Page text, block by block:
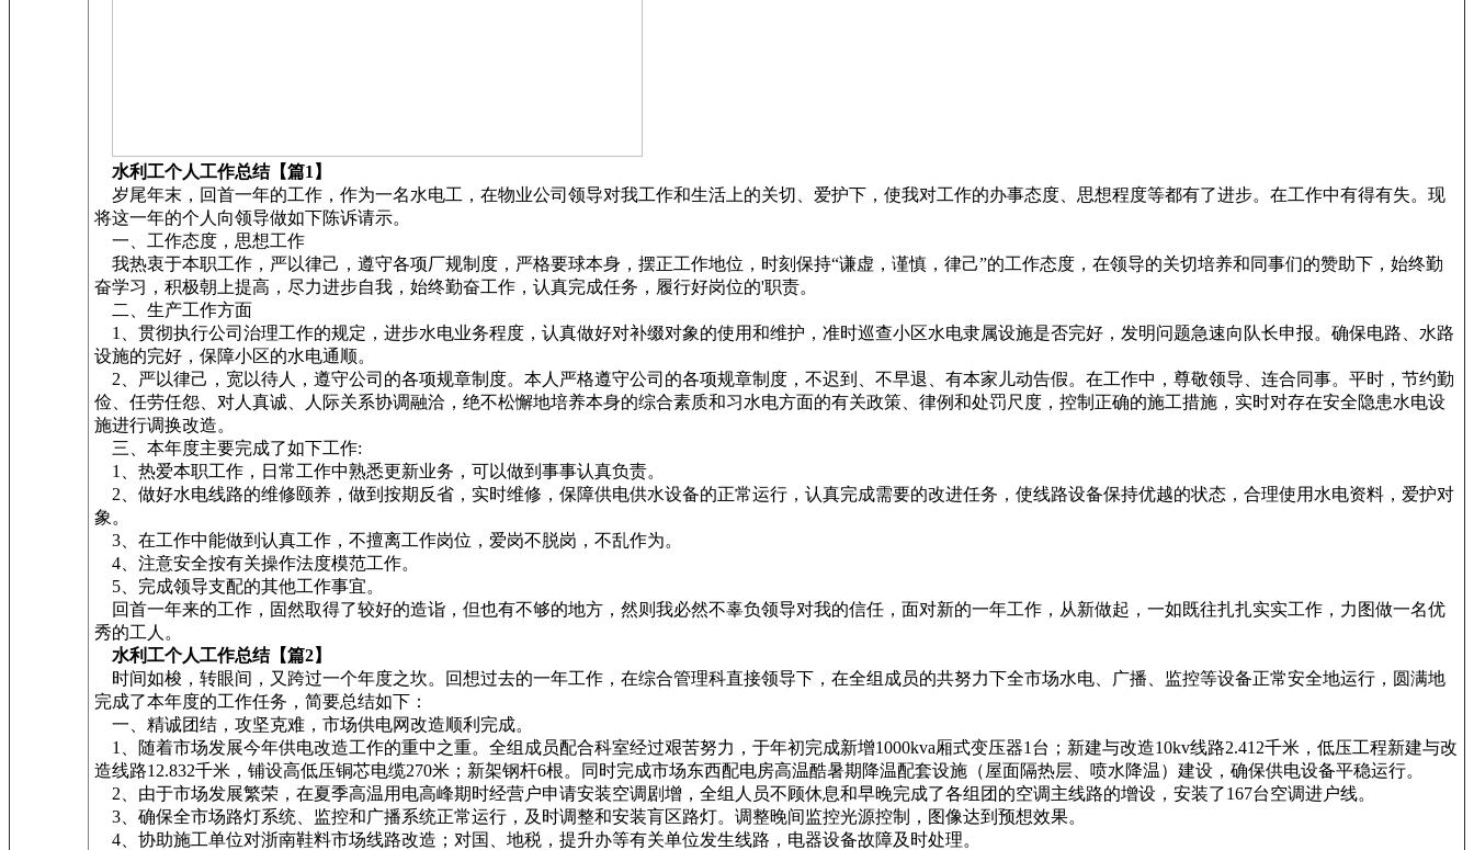
水利工个人工作总结【篇1】
岁尾年末，回首一年的工作，作为一名水电工，在物业公司领导对我工作和生活上的关切、爱护下，使我对工作的办事态度、思想程度等都有了进步。在工作中有得有失。现
将这一年的个人向领导做如下陈诉请示。
一、工作态度，思想工作
我热衷于本职工作，严以律己，遵守各项厂规制度，严格要球本身，摆正工作地位，时刻保持“谦虚，谨慎，律己”的工作态度，在领导的关切培养和同事们的赞助下，始终勤
奋学习，积极朝上提高，尽力进步自我，始终勤奋工作，认真完成任务，履行好岗位的'职责。
二、生产工作方面
1、贯彻执行公司治理工作的规定，进步水电业务程度，认真做好对补缀对象的使用和维护，准时巡查小区水电隶属设施是否完好，发明问题急速向队长申报。确保电路、水路
设施的完好，保障小区的水电通顺。
2、严以律己，宽以待人，遵守公司的各项规章制度。本人严格遵守公司的各项规章制度，不迟到、不早退、有本家儿动告假。在工作中，尊敬领导、连合同事。平时，节约勤
俭、任劳任怨、对人真诚、人际关系协调融洽，绝不松懈地培养本身的综合素质和习水电方面的有关政策、律例和处罚尺度，控制正确的施工措施，实时对存在安全隐患水电设
施进行调换改造。
三、本年度主要完成了如下工作:
1、热爱本职工作，日常工作中熟悉更新业务，可以做到事事认真负责。
2、做好水电线路的维修颐养，做到按期反省，实时维修，保障供电供水设备的正常运行，认真完成需要的改进任务，使线路设备保持优越的状态，合理使用水电资料，爱护对
象。
3、在工作中能做到认真工作，不擅离工作岗位，爱岗不脱岗，不乱作为。
4、注意安全按有关操作法度模范工作。
5、完成领导支配的其他工作事宜。
回首一年来的工作，固然取得了较好的造诣，但也有不够的地方，然则我必然不辜负领导对我的信任，面对新的一年工作，从新做起，一如既往扎扎实实工作，力图做一名优
秀的工人。
水利工个人工作总结【篇2】
时间如梭，转眼间，又跨过一个年度之坎。回想过去的一年工作，在综合管理科直接领导下，在全组成员的共努力下全市场水电、广播、监控等设备正常安全地运行，圆满地
完成了本年度的工作任务，简要总结如下：
一、精诚团结，攻坚克难，市场供电网改造顺利完成。
1、随着市场发展今年供电改造工作的重中之重。全组成员配合科室经过艰苦努力，于年初完成新增1000kva厢式变压器1台；新建与改造10kv线路2.412千米，低压工程新建与改
造线路12.832千米，铺设高低压铜芯电缆270米；新架钢杆6根。同时完成市场东西配电房高温酷暑期降温配套设施（屋面隔热层、喷水降温）建设，确保供电设备平稳运行。
2、由于市场发展繁荣，在夏季高温用电高峰期时经营户申请安装空调剧增，全组人员不顾休息和早晚完成了各组团的空调主线路的增设，安装了167台空调进户线。
3、确保全市场路灯系统、监控和广播系统正常运行，及时调整和安装肓区路灯。调整晚间监控光源控制，图像达到预想效果。
4、协助施工单位对浙南鞋料市场线路改造；对国、地税，提升办等有关单位发生线路，电器设备故障及时处理。